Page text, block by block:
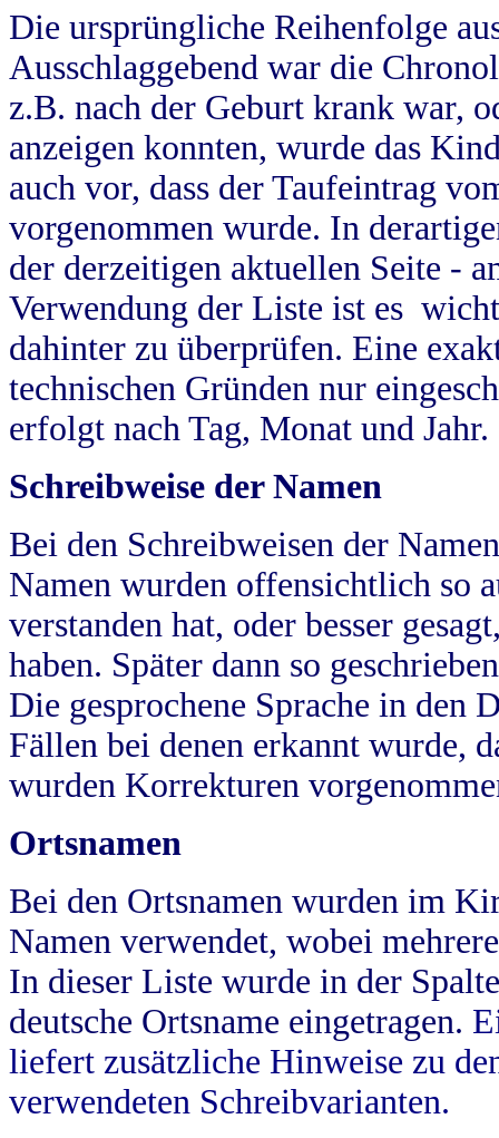
Die ursprüngliche Reihenfolge
Ausschlaggebend war die
z.B. nach der Geburt krank war,
anzeigen konnten, wurde das
auch vor, dass der Taufeintrag
vorgenommen wurde. In
der derzeitigen aktuellen Seite -
Verwendung der Liste ist es
dahinter zu überprüfen. Eine
technischen Gründen nur
erfolgt nach Tag, Monat und Jahr.
Schreibweise der Namen
Bei den Schreibweisen der
Namen wurden offensichtlich so
verstanden hat, oder besser
haben. Später dann so
Die gesprochene Sprache in
Fällen bei denen erkannt wurde,
wurden Korrekturen
Ortsnamen
Bei den Ortsnamen wurden im
Namen verwendet, wobei
In dieser Liste wurde in der
deutsche Ortsname eingetragen.
liefert zusätzliche Hinweise zu
verwendeten Schreibvarianten.